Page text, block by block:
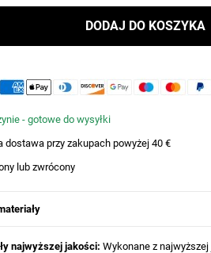
DODAJ DO KOSZYKA
- gotowe do wysyłki
dostawa przy zakupach powyżej 40 €
lub zwrócony
najwyższej jakości: Wykonane z